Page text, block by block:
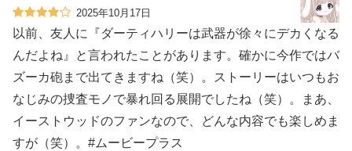
2025年10月17日
以前、友人に『ダーティハリーは武器が徐々にデカくなる
んだよね』と言われたことがあります。確かに今作ではバ
ズーカ砲まで出てきますね（笑）。ストーリーはいつもお
なじみの捜査モノで暴れ回る展開でしたね（笑）。まあ、
イーストウッドのファンなので、どんな内容でも楽しめま
すが（笑）。#ムービープラス